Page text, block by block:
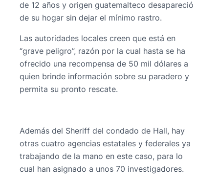
de 12 años y origen guatemalteco desapareció
de su hogar sin dejar el mínimo rastro.
Las autoridades locales creen que está en
“grave peligro”, razón por la cual hasta se ha
ofrecido una recompensa de 50 mil dólares a
quien brinde información sobre su paradero y
permita su pronto rescate.
Además del Sheriff del condado de Hall, hay
otras cuatro agencias estatales y federales ya
trabajando de la mano en este caso, para lo
cual han asignado a unos 70 investigadores.